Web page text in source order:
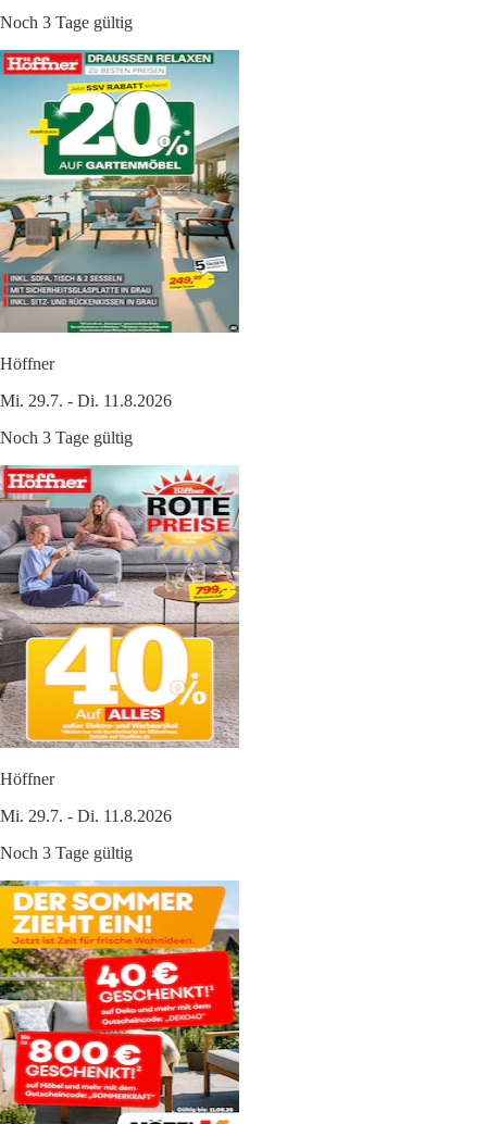
Noch 3 Tage gültig
Höffner
Mi. 29.7. - Di. 11.8.2026
Noch 3 Tage gültig
Höffner
Mi. 29.7. - Di. 11.8.2026
Noch 3 Tage gültig